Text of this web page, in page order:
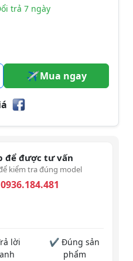
trả 7 ngày
Mua ngay
để được tư vấn
kiểm tra đúng model
0936.184.481
lời
✔ Đúng sản
phẩm